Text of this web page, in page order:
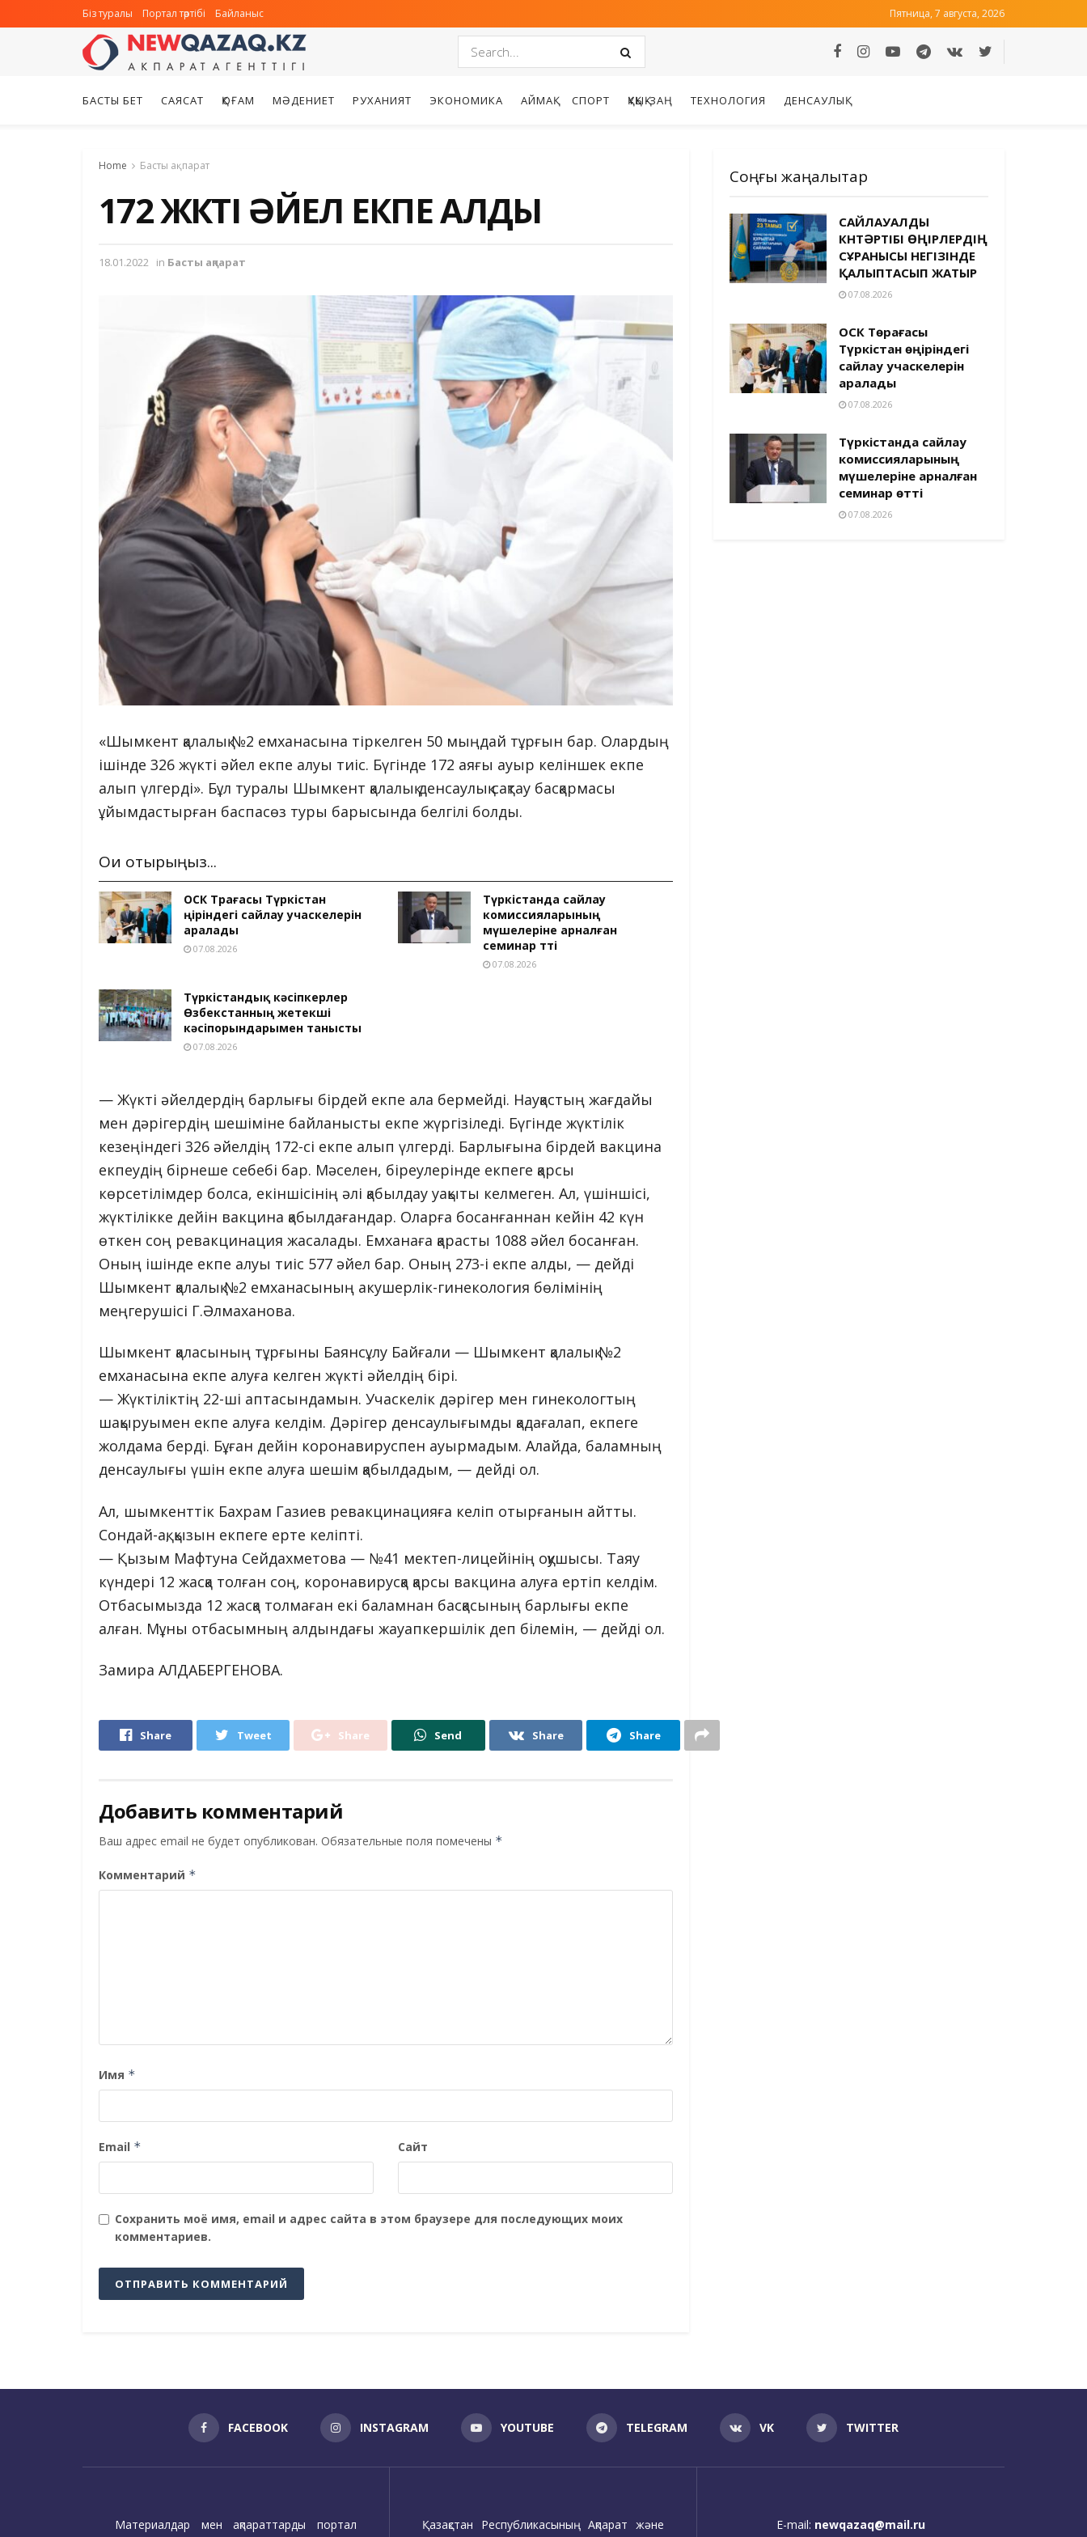
Біз туралы Портал тәртібі Байланыс Пятница, 7 августа, 2026
БАСТЫ БЕТ САЯСАТ ҚОҒАМ МӘДЕНИЕТ РУХАНИЯТ ЭКОНОМИКА АЙМАҚ СПОРТ ҚҰҚЫҚ-ЗАҢ ТЕХНОЛОГИЯ ДЕНСАУЛЫҚ
Home Басты ақпарат
172 ЖҮКТІ ӘЙЕЛ ЕКПЕ АЛДЫ
18.01.2022 in Басты ақпарат
«Шымкент қалалық №2 емханасына тіркелген 50 мыңдай тұрғын бар. Олардың
ішінде 326 жүкті әйел екпе алуы тиіс. Бүгінде 172 аяғы ауыр келіншек екпе
алып үлгерді». Бұл туралы Шымкент қалалық денсаулық сақтау басқармасы
ұйымдастырған баспасөз туры барысында белгілі болды.
Оқи отырыңыз...
ОСК Төрағасы Түркістан
өңіріндегі сайлау учаскелерін
аралады
07.08.2026
Түркістанда сайлау
комиссияларының
мүшелеріне арналған
семинар өтті
07.08.2026
Түркістандық кәсіпкерлер
Өзбекстанның жетекші
кәсіпорындарымен танысты
07.08.2026
— Жүкті әйелдердің барлығы бірдей екпе ала бермейді. Науқастың жағдайы
мен дәрігердің шешіміне байланысты екпе жүргізіледі. Бүгінде жүктілік
кезеңіндегі 326 әйелдің 172-сі екпе алып үлгерді. Барлығына бірдей вакцина
екпеудің бірнеше себебі бар. Мәселен, біреулерінде екпеге қарсы
көрсетілімдер болса, екіншісінің әлі қабылдау уақыты келмеген. Ал, үшіншісі,
жүктілікке дейін вакцина қабылдағандар. Оларға босанғаннан кейін 42 күн
өткен соң ревакцинация жасалады. Емханаға қарасты 1088 әйел босанған.
Оның ішінде екпе алуы тиіс 577 әйел бар. Оның 273-і екпе алды, — дейді
Шымкент қалалық №2 емханасының акушерлік-гинекология бөлімінің
меңгерушісі Г.Әлмаханова.
Шымкент қаласының тұрғыны Баянсұлу Байғали — Шымкент қалалық №2
емханасына екпе алуға келген жүкті әйелдің бірі.
— Жүктіліктің 22-ші аптасындамын. Учаскелік дәрігер мен гинекологтың
шақыруымен екпе алуға келдім. Дәрігер денсаулығымды қадағалап, екпеге
жолдама берді. Бұған дейін коронавируспен ауырмадым. Алайда, баламның
денсаулығы үшін екпе алуға шешім қабылдадым, — дейді ол.
Ал, шымкенттік Бахрам Газиев ревакцинацияға келіп отырғанын айтты.
Сондай-ақ, қызын екпеге ерте келіпті.
— Қызым Мафтуна Сейдахметова — №41 мектеп-лицейінің оқушысы. Таяу
күндері 12 жасқа толған соң, коронавирусқа қарсы вакцина алуға ертіп келдім.
Отбасымызда 12 жасқа толмаған екі баламнан басқасының барлығы екпе
алған. Мұны отбасымның алдындағы жауапкершілік деп білемін, — дейді ол.
Замира АЛДАБЕРГЕНОВА.
Share Tweet Share Send Share Share
Добавить комментарий
Ваш адрес email не будет опубликован. Обязательные поля помечены *
Комментарий *
Имя *
Email * Сайт
Сохранить моё имя, email и адрес сайта в этом браузере для последующих моих
комментариев.
Соңғы жаңалықтар
САЙЛАУАЛДЫ
КҮНТӘРТІБІ ӨҢІРЛЕРДІҢ
СҰРАНЫСЫ НЕГІЗІНДЕ
ҚАЛЫПТАСЫП ЖАТЫР
07.08.2026
ОСК Төрағасы
Түркістан өңіріндегі
сайлау учаскелерін
аралады
07.08.2026
Түркістанда сайлау
комиссияларының
мүшелеріне арналған
семинар өтті
07.08.2026
FACEBOOK INSTAGRAM YOUTUBE TELEGRAM VK TWITTER
Материалдар мен ақпараттарды портал
Қазақстан Республикасының Ақпарат және
E-mail: newqazaq@mail.ru